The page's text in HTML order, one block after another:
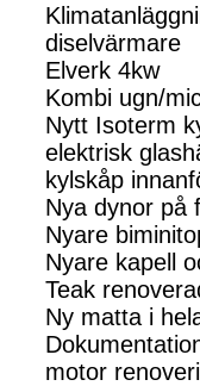
diselvärmare
Elverk 4kw
Kombi ugn/
Nytt Isoterm
elektrisk
kylskåp
Nya dynor på
Nyare
Nyare kapell
Teak
Ny matta i
motor